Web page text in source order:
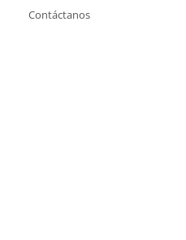
Contáctanos